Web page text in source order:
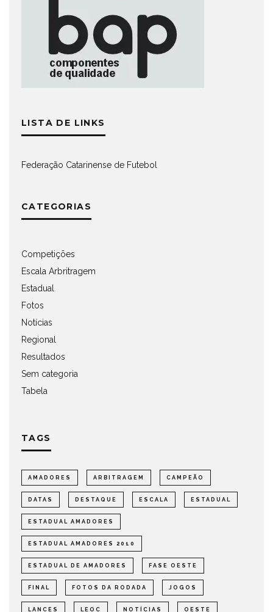
LISTA DE LINKS
Federação Catarinense de Futebol
CATEGORIAS
Competições
Escala Arbritragem
Estadual
Fotos
Notícias
Regional
Resultados
Sem categoria
Tabela
TAGS
AMADORES ARBITRAGEM CAMPEÃO
DATAS DESTAQUE ESCALA ESTADUAL
ESTADUAL AMADORES
ESTADUAL AMADORES 2010
ESTADUAL DE AMADORES FASE OESTE
FINAL FOTOS DA RODADA JOGOS
LANCES LEOC NOTÍCIAS OESTE